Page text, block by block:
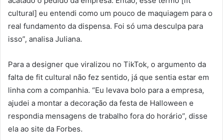
cultural] eu entendi como um pouco de maquiagem para o
real fundamento da dispensa. Foi só uma desculpa para
isso”, analisa Juliana.
Para a designer que viralizou no TikTok, o argumento da
falta de fit cultural não fez sentido, já que sentia estar em
linha com a companhia. “Eu levava bolo para a empresa,
ajudei a montar a decoração da festa de Halloween e
respondia mensagens de trabalho fora do horário”, disse
ela ao site da Forbes.